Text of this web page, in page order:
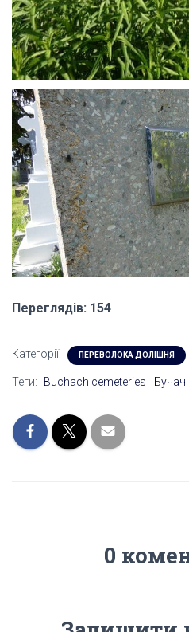
Переглядів: 154
Категорії: ПЕРЕВОЛОКА ДОЛІШНЯ
Теги: Buchach cemeteries Бучач
0